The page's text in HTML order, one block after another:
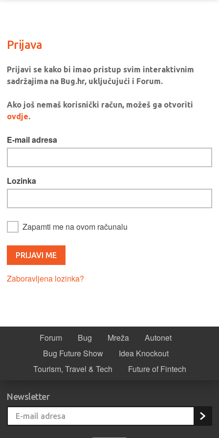
Prijava
Prijavi se kako bi imao pristup svim interaktivnim
sadržajima na Bug.hr, uključujući i Forum.
Ako još nemaš korisnički račun, možeš ga otvoriti
ovdje.
E-mail adresa
Lozinka
Zapamti me na ovom računalu
Zaboravljena lozinka?
Forum Bug Mreža
Autonet
Bug Future Show
Idea Knockout
Tourism, Travel & Tech
Future of Fintech
Newsletter